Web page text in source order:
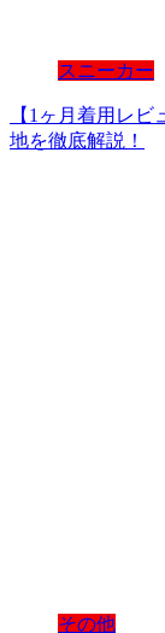
スニーカー
【1ヶ月着用レ
地を徹底解説！
その他